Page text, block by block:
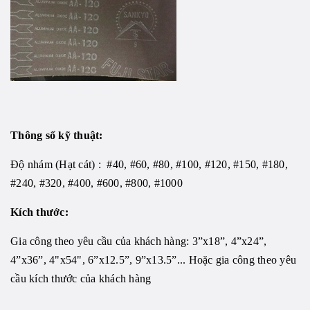
Thông số kỹ thuật:
Độ nhám (Hạt cát) : #40, #60, #80, #100, #120, #150, #180,
#240, #320, #400, #600, #800, #1000
Kích thước:
Gia công theo yêu cầu của khách hàng: 3”x18”, 4”x24”,
4”x36”, 4"x54", 6”x12.5”, 9”x13.5”... Hoặc gia công theo yêu
cầu kích thước của khách hàng